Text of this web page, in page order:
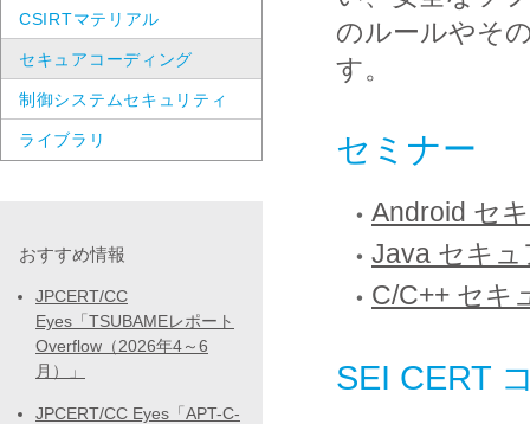
のルールやそ
す。
セミナー
Android セ
Java セキ
C/C++ セキ
SEI CERT
CSIRTマテリアル
セキュアコーディング
制御システムセキュリティ
ライブラリ
おすすめ情報
JPCERT/CC
Eyes「TSUBAMEレポート
Overflow（2026年4～6
月）」
JPCERT/CC Eyes「APT-C-